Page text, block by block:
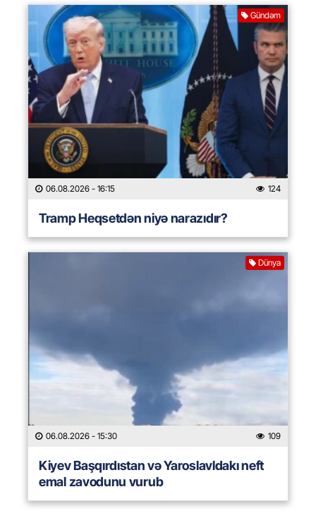
Gündəm
06.08.2026 - 16:15 124
Tramp Heqsetdən niyə narazıdır?
Dünya
06.08.2026 - 15:30 109
Kiyev Başqırdıstan və Yaroslavldakı neft
emal zavodunu vurub